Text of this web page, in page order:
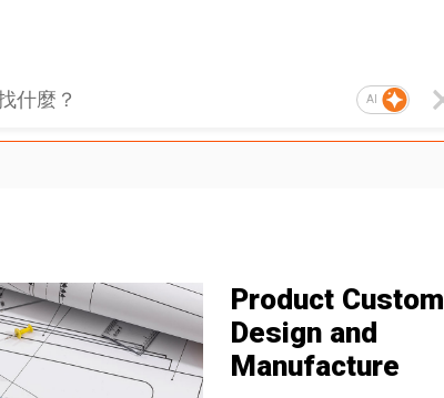
AI
Product Custom
Design and
Manufacture